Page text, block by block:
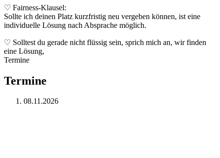
♡ Fairness-Klausel:
Sollte ich deinen Platz kurzfristig neu vergeben können, ist eine
individuelle Lösung nach Absprache möglich.
♡ Solltest du gerade nicht flüssig sein, sprich mich an, wir finden
eine Lösung,
Termine
Termine
08.11.2026